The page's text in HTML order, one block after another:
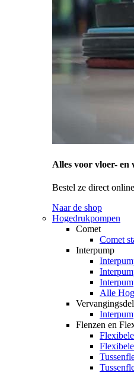
Alles voor vloer- en
Bestel ze direct
Naar de shop
Hogedrukpompen
Comet
Comet
Interpump
Alle
Flenzen en